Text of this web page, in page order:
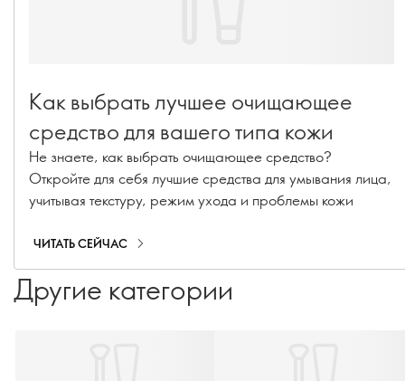
Как выбрать лучшее очищающее
средство для вашего типа кожи
Не знаете, как выбрать очищающее средство?
Откройте для себя лучшие средства для умывания лица,
учитывая текстуру, режим ухода и проблемы кожи
ЧИТАТЬ СЕЙЧАС
Другие категории